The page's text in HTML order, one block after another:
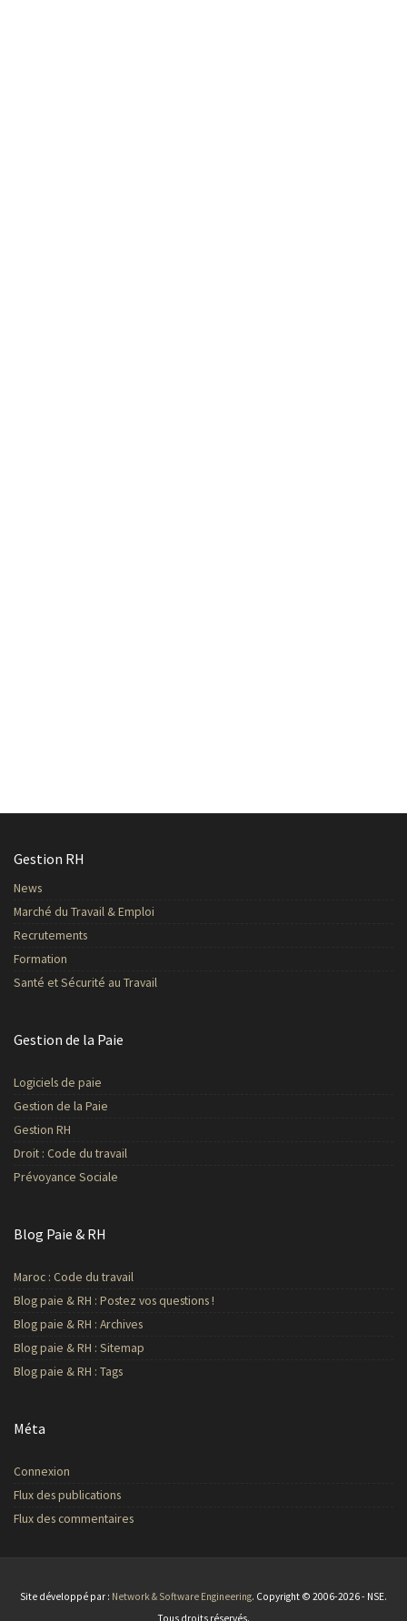
Gestion RH
News
Marché du Travail & Emploi
Recrutements
Formation
Santé et Sécurité au Travail
Gestion de la Paie
Logiciels de paie
Gestion de la Paie
Gestion RH
Droit : Code du travail
Prévoyance Sociale
Blog Paie & RH
Maroc : Code du travail
Blog paie & RH : Postez vos questions !
Blog paie & RH : Archives
Blog paie & RH : Sitemap
Blog paie & RH : Tags
Méta
Connexion
Flux des publications
Flux des commentaires
Site développé par : Network & Software Engineering. Copyright © 2006-2026 - NSE.
Tous droits réservés.